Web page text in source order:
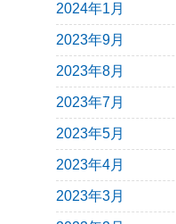
2024年1月
2023年9月
2023年8月
2023年7月
2023年5月
2023年4月
2023年3月